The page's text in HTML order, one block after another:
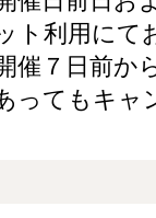
ト利用にて
催７日前
ってもキャ